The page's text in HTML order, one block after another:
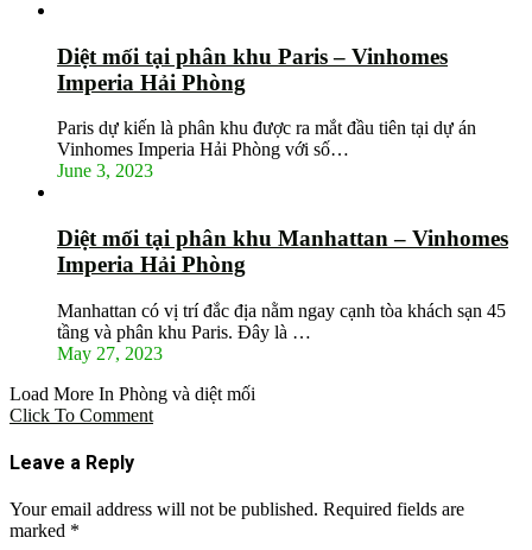
Diệt mối tại phân khu Paris – Vinhomes
Imperia Hải Phòng
Paris dự kiến là phân khu được ra mắt đầu tiên tại dự án
Vinhomes Imperia Hải Phòng với số…
June 3, 2023
Diệt mối tại phân khu Manhattan – Vinhomes
Imperia Hải Phòng
Manhattan có vị trí đắc địa nằm ngay cạnh tòa khách sạn 45
tầng và phân khu Paris. Đây là …
May 27, 2023
Load More In Phòng và diệt mối
Click To Comment
Leave a Reply
Your email address will not be published. Required fields are
marked *